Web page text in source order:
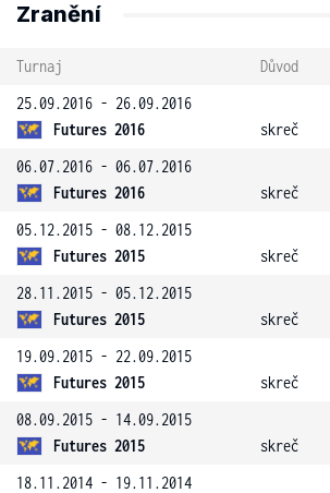
Zranění
Turnaj
Důvod
25.09.2016 - 26.09.2016
Futures 2016
skreč
06.07.2016 - 06.07.2016
Futures 2016
skreč
05.12.2015 - 08.12.2015
Futures 2015
skreč
28.11.2015 - 05.12.2015
Futures 2015
skreč
19.09.2015 - 22.09.2015
Futures 2015
skreč
08.09.2015 - 14.09.2015
Futures 2015
skreč
18.11.2014 - 19.11.2014